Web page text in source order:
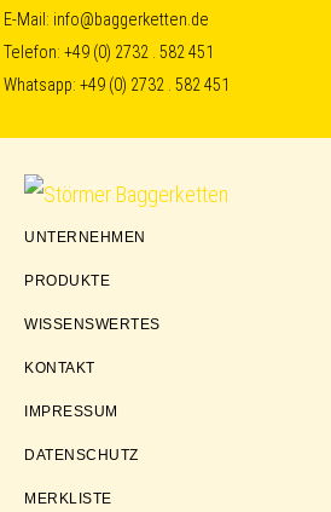
Skip
to
primary
navigation
Skip
to
content
Skip
to
E-Mail: info@baggerketten.de
Telefon:+49 (0) 2732 . 582 451
Whatsapp:+49 (0) 2732 . 582 451
Störmer
UNTERNEHMEN
PRODUKTE
WISSENSWERTES
KONTAKT
IMPRESSUM
DATENSCHUTZ
MERKLISTE